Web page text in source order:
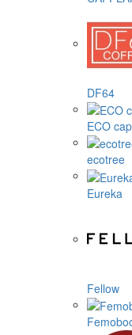
DF64
ECO
ecotree
Eureka
Fellow